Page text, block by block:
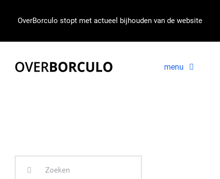
OverBorculo stopt met actueel bijhouden van de website
menu
IN BEELD